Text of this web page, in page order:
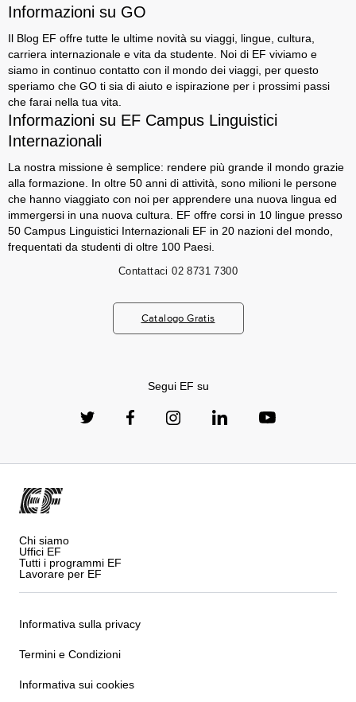
Informazioni su GO
Il Blog EF offre tutte le ultime novità su viaggi, lingue, cultura,
carriera internazionale e vita da studente. Noi di EF viviamo e
siamo in continuo contatto con il mondo dei viaggi, per questo
speriamo che GO ti sia di aiuto e ispirazione per i prossimi passi
che farai nella tua vita.
Informazioni su EF Campus Linguistici
Internazionali
La nostra missione è semplice: rendere più grande il mondo grazie
alla formazione. In oltre 50 anni di attività, sono milioni le persone
che hanno viaggiato con noi per apprendere una nuova lingua ed
immergersi in una nuova cultura. EF offre corsi in 10 lingue presso
50 Campus Linguistici Internazionali EF in 20 nazioni del mondo,
frequentati da studenti di oltre 100 Paesi.
Contattaci 02 8731 7300
Catalogo Gratis
Segui EF su
Chi siamo
Uffici EF
Tutti i programmi EF
Lavorare per EF
Informativa sulla privacy
Termini e Condizioni
Informativa sui cookies